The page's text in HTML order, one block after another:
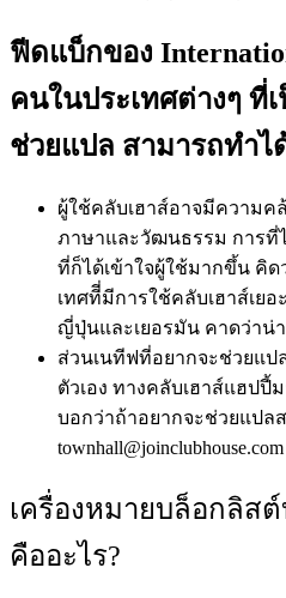
ฟีดแบ็กของ
คนในประเทศต่างๆ ที่
ช่วยแปล สามารถทำไ
ผู้ใช้คลับเฮาส์อาจมีความ
ภาษาและวัฒนธรรม การที่
ที่ก็ได้เข้าใจผู้ใช้มากขึ้น คิด
เทศทีี่มีการใช้คลับเฮาส์เย
ญี่ปุ่นและเยอรมัน คาดว่าน่
ส่วนเนทีฟที่อยากจะช่วยแป
ตัวเอง ทางคลับเฮาส์แฮป
บอกว่าถ้าอยากจะช่วยแปล
เครื่องหมายบล็อกลิส
คืออะไร?